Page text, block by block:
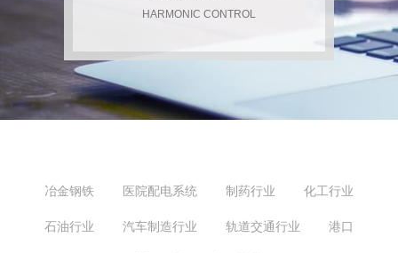
HARMONIC CONTROL
冶金钢铁 医院配电系统 制药行业 化工行业
石油行业 汽车制造行业 轨道交通行业 港口